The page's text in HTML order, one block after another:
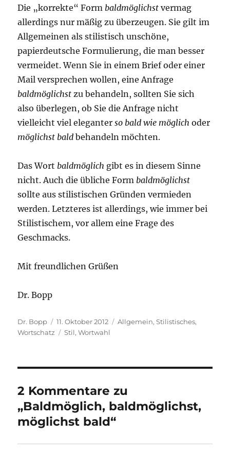
Die „korrekte“ Form baldmöglichst vermag
allerdings nur mäßig zu überzeugen. Sie gilt im
Allgemeinen als stilistisch unschöne,
papierdeutsche Formulierung, die man besser
vermeidet. Wenn Sie in einem Brief oder einer
Mail versprechen wollen, eine Anfrage
baldmöglichst zu behandeln, sollten Sie sich
also überlegen, ob Sie die Anfrage nicht
vielleicht viel eleganterso bald wie möglich oder
möglichst bald behandeln möchten.
Das Wort baldmöglich gibt es in diesem Sinne
nicht. Auch die übliche Form baldmöglichst
sollte aus stilistischen Gründen vermieden
werden. Letzteres ist allerdings, wie immer bei
Stilistischem, vor allem eine Frage des
Geschmacks.
Mit freundlichen Grüßen
Dr. Bopp
Autor
Dr. Bopp
Veröffentlicht
am
11. Oktober 2012 Kategorien
Allgemein,Stilistisches,
Wortschatz
Schlagwörter
Stil,Wortwahl
2 Kommentare zu
„Baldmöglich, baldmöglichst,
möglichst bald“